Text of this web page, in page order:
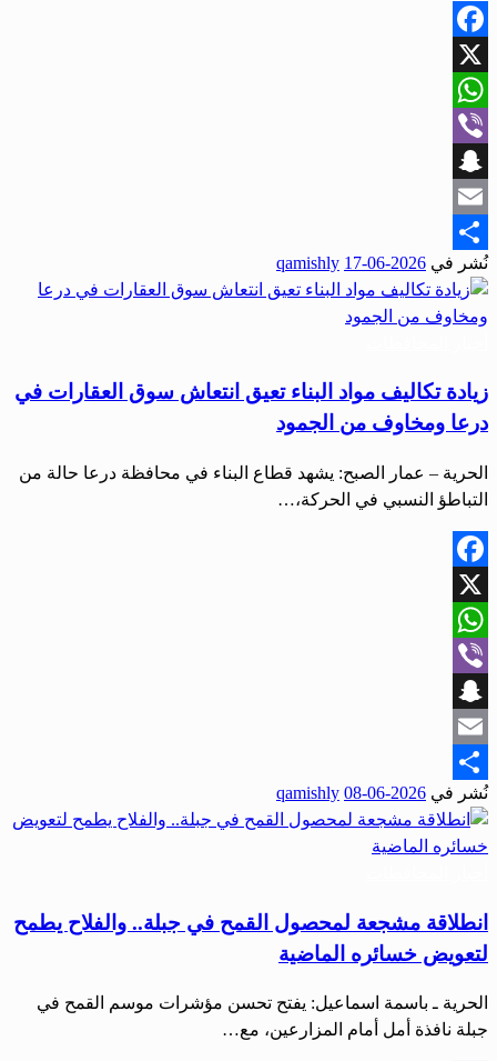
Facebook
X
WhatsApp
Viber
Snapchat
Email
Share
نُشر في 2026-06-17
qamishly
زيادة تكاليف مواد البناء تعيق انتعاش سوق العقارات في
درعا ومخاوف من الجمود
الحرية – عمار الصبح: يشهد قطاع البناء في محافظة درعا حالة من
التباطؤ النسبي في الحركة،…
Facebook
X
WhatsApp
Viber
Snapchat
Email
Share
نُشر في 2026-06-08
qamishly
انطلاقة مشجعة لمحصول القمح في جبلة.. والفلاح يطمح
لتعويض خسائره الماضية
الحرية ـ باسمة اسماعيل: يفتح تحسن مؤشرات موسم القمح في
جبلة نافذة أمل أمام المزارعين، مع…